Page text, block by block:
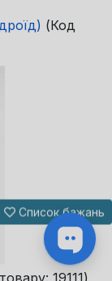
(Код
19111)
Список бажань